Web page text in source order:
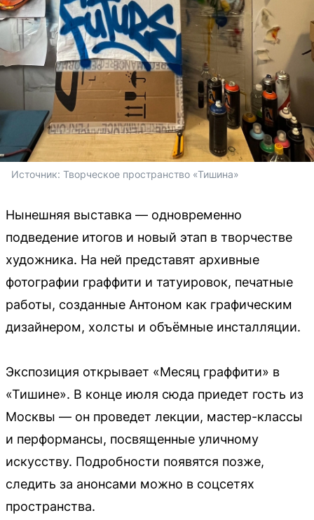
Источник: Творческое пространство «Тишина»
Нынешняя выставка — одновременно
подведение итогов и новый этап в творчестве
художника. На ней представят архивные
фотографии граффити и татуировок, печатные
работы, созданные Антоном как графическим
дизайнером, холсты и объёмные инсталляции.
Экспозиция открывает «Месяц граффити» в
«Тишине». В конце июля сюда приедет гость из
Москвы — он проведет лекции, мастер-классы
и перформансы, посвященные уличному
искусству. Подробности появятся позже,
следить за анонсами можно в соцсетях
пространства.